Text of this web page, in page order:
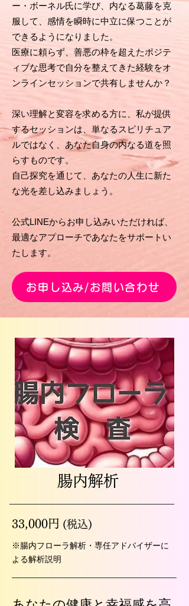
ー・ボーネル氏に学び、内なる葛藤を克
服して、感情を瞬時に中立に保つことが
できるようになりました。
医療に頼らず、善悪の枠を超えたポジテ
ィブな思考で自分を整えてきた経験をオ
ンラインセッションで共有しませんか？
深い理解と変容を求める方に、私が提供
するセッションは、単なるスピリチュア
ルではなく、あなた自身の内なる道を照
らすものです。
自己探究を通じて、あなたの人生に新た
な光を差し込みましょう。
公式LINEからお申し込みいただければ、
最適なアプローチであなたをサポートい
たします。
お申し込み/お問い合わせ
腸内解析
33,000円 (税込)
※腸内フローラ解析・専任アドバイザーに
よる解析説明